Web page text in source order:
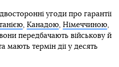
угоди про гарантії
, Канадою, Німеччиною,
передбачають військову й
мають термін дії у десять